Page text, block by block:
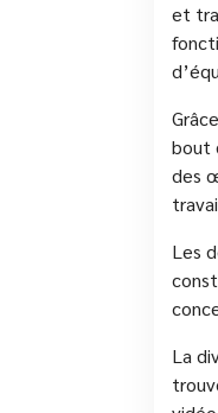
et
bout
des
Les
La